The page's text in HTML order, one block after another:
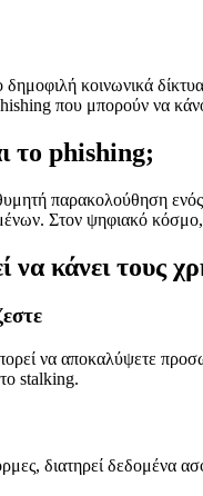
δημοφιλή κοινωνικά
που μπορούν να
το phishing;
παρακολούθηση
Στον ψηφιακό κόσμο,
κάνει τους
να αποκαλύψετε
stalking.
διατηρεί δεδομένα